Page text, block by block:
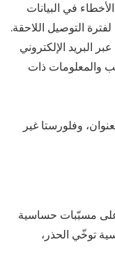
في البيانات
التوصيل اللاحقة.
البريد الإلكتروني
والمعلومات ذات
وفلورستا غير
مسبّبات حساسية
توخّي الحذر،